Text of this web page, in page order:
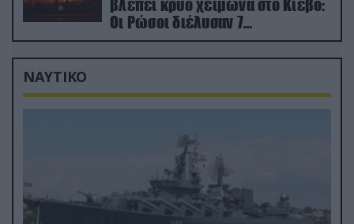
βλέπει κρύο χειμώνα στο Κίεβο:
Οι Ρώσοι διέλυσαν 7
εγκαταστάσεις του ουκρανικού
κολοσσού!
ΝΑΥΤΙΚΟ